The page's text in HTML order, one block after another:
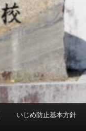
いじめ防止基本方針